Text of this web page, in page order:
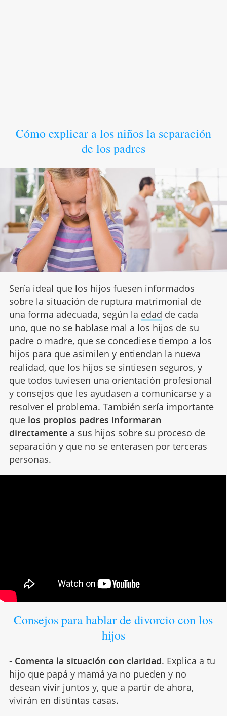
Cómo explicar a los niños la separación
de los padres
Sería ideal que los hijos fuesen informados
sobre la situación de ruptura matrimonial de
una forma adecuada, según la edad de cada
uno, que no se hablase mal a los hijos de su
padre o madre, que se concediese tiempo a los
hijos para que asimilen y entiendan la nueva
realidad, que los hijos se sintiesen seguros, y
que todos tuviesen una orientación profesional
y consejos que les ayudasen a comunicarse y a
resolver el problema. También sería importante
que los propios padres informaran
directamentea sus hijos sobre su proceso de
separación y que no se enterasen por terceras
personas.
Consejos para hablar de divorcio con los
hijos
- Comenta la situación con claridad. Explica a tu
hijo que papá y mamá ya no pueden y no
desean vivir juntos y, que a partir de ahora,
vivirán en distintas casas.